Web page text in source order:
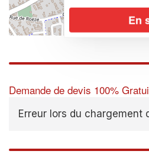
Leaflet| Map data ©
Demande de devis 100%
Erreur lors du chargement
En